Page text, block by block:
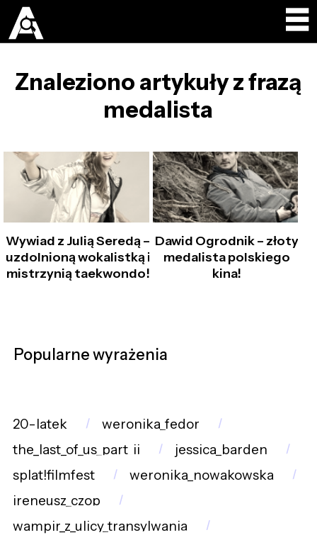
Znaleziono artykuły z frazą
medalista
Wywiad z Julią Seredą –
uzdolnioną wokalistką i
mistrzynią taekwondo!
Dawid Ogrodnik – złoty
medalista polskiego
kina!
Popularne wyrażenia
20-latek
weronika_fedor
the_last_of_us_part_ii
jessica_barden
splat!filmfest
weronika_nowakowska
ireneusz_czop
wampir_z_ulicy_transylwania